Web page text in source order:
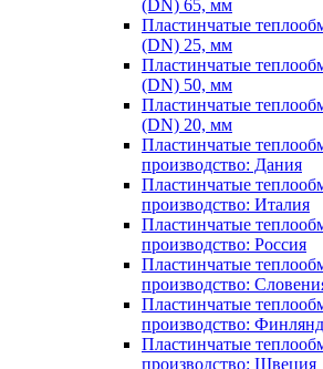
(DN) 65, мм
Пластинчатые
(DN) 25, мм
Пластинчатые
(DN) 50, мм
Пластинчатые
(DN) 20, мм
Пластинчатые
производство: Дания
Пластинчатые
производство: Италия
Пластинчатые
производство: Россия
Пластинчатые
производство:
Пластинчатые
производство:
Пластинчатые
производство: Швеция